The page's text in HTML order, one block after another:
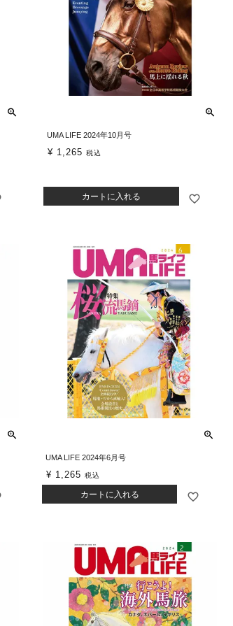
UMA LIFE 2024年10月号
¥ 1,265 税込
カートに入れる
UMA LIFE 2024年6月号
¥ 1,265 税込
カートに入れる